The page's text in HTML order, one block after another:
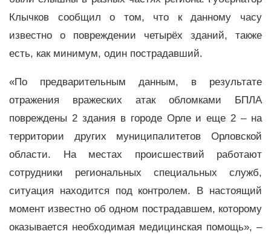
Клычков сообщил о том, что к данному часу
известно о повреждении четырёх зданий, также
есть, как минимум, один пострадавший.
«По предварительным данным, в результате
отражения вражеских атак обломками БПЛА
повреждены 2 здания в городе Орле и еще 2 – на
территории других муниципалитетов Орловской
области. На местах происшествий работают
сотрудники региональных специальных служб,
ситуация находится под контролем. В настоящий
момент известно об одном пострадавшем, которому
оказывается необходимая медицинская помощь», –